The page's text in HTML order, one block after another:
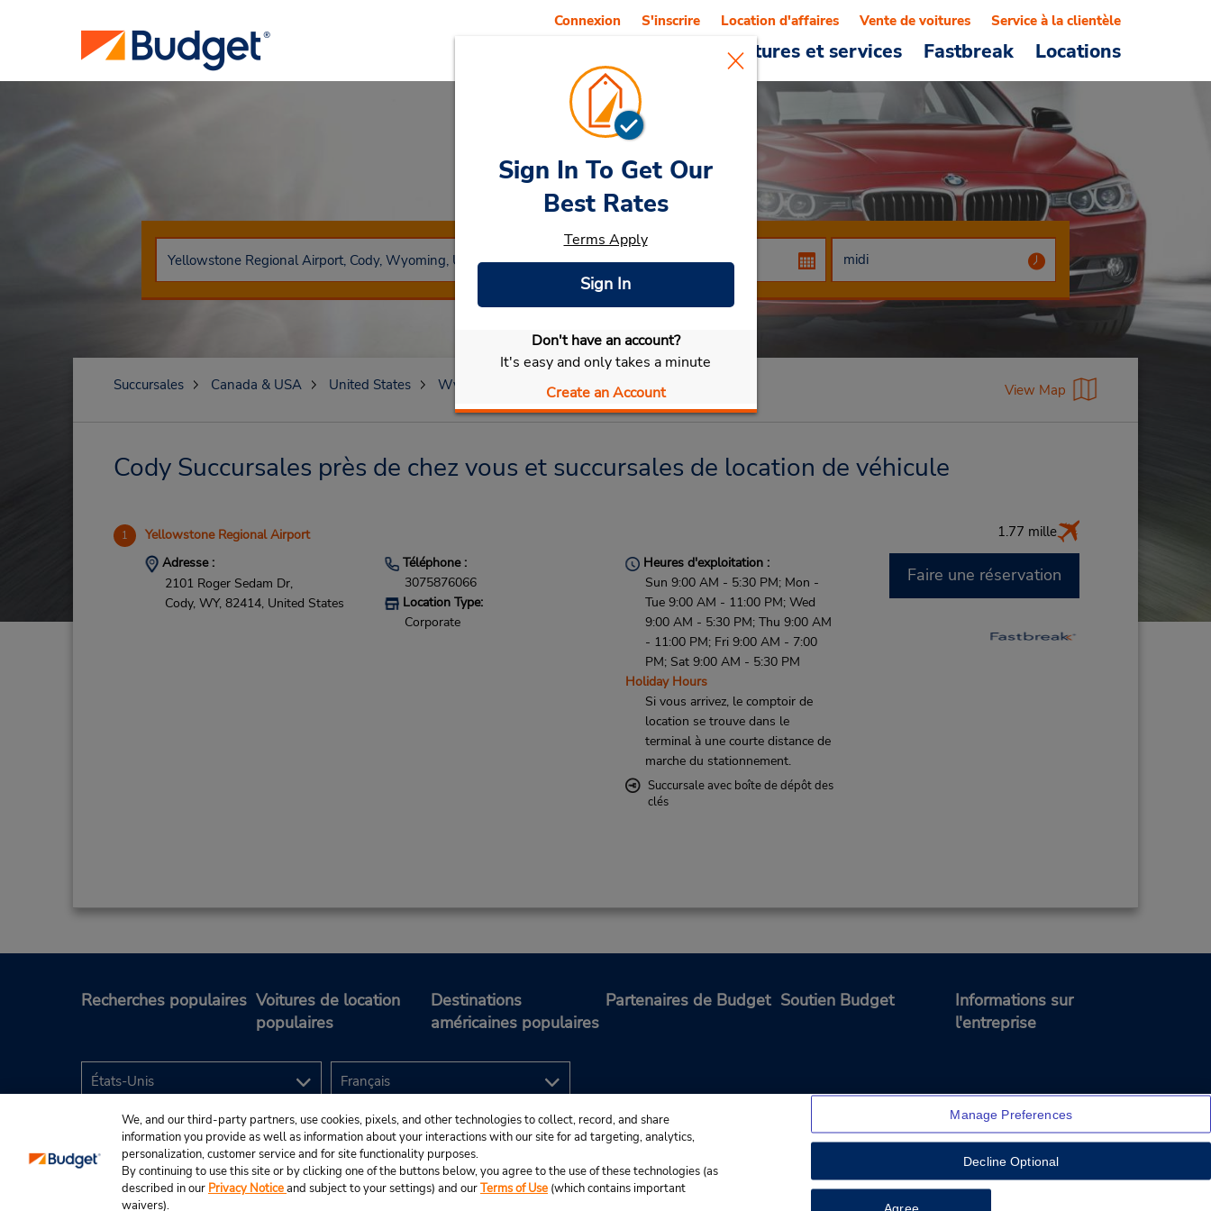
Voitures et services Fastbreak Locations
Connexion S'inscrire Location d'affaires Vente de voitures Service à la clientèle
Car RentalCody
Sélectionner ma voiture
Sign In To Get Our
Best Rates
Terms Apply
Sign In
Don't have an account?
It's easy and only takes a minute
Create an Account
Succursales Canada & USA United States Wyoming Cody View Map
Cody Succursales près de chez vous et succursales de location de véhicule
1 Yellowstone Regional Airport 1.77 mille
Adresse :
2101 Roger Sedam Dr,
Cody, WY, 82414, United States
Téléphone :
3075876066
Location Type:
Corporate
Heures d'exploitation :
Sun 9:00 AM - 5:30 PM; Mon -
Tue 9:00 AM - 11:00 PM; Wed
9:00 AM - 5:30 PM; Thu 9:00 AM
- 11:00 PM; Fri 9:00 AM - 7:00
PM; Sat 9:00 AM - 5:30 PM
Holiday Hours
Si vous arrivez, le comptoir de
location se trouve dans le
terminal à une courte distance de
marche du stationnement.
Succursale avec boîte de dépôt des
clés
Faire une réservation
Recherches populaires Voitures de location
populaires
Destinations
américaines populaires
Partenaires de Budget Soutien Budget
Informations sur
l'entreprise
© Budget Rent A Car System, Inc., 2025.
We, and our third-party partners, use cookies, pixels, and other technologies to collect, record, and share
information you provide as well as information about your interactions with our site for ad targeting, analytics,
personalization, customer service and for site functionality purposes.
By continuing to use this site or by clicking one of the buttons below, you agree to the use of these technologies (as
described in our Privacy Noticeand subject to your settings) and ourTerms of Use (which contains important
waivers).
Manage Preferences
Decline Optional
Agree